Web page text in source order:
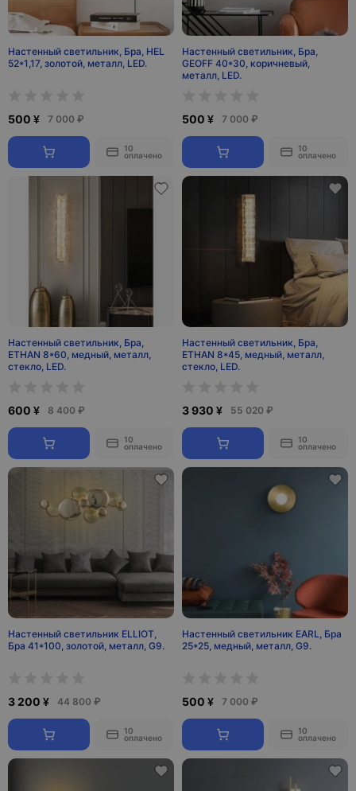
Настенный светильник, Бра, HEL
52*1,17, золотой, металл, LED.
500 ¥ 7 000 ₽
10
оплачено
Настенный светильник, Бра,
GEOFF 40*30, коричневый,
металл, LED.
500 ¥ 7 000 ₽
10
оплачено
Настенный светильник, Бра,
ETHAN 8*60, медный, металл,
стекло, LED.
600 ¥ 8 400 ₽
10
оплачено
Настенный светильник, Бра,
ETHAN 8*45, медный, металл,
стекло, LED.
3 930 ¥ 55 020 ₽
10
оплачено
Настенный светильник ELLIOT,
Бра 41*100, золотой, металл, G9.
3 200 ¥ 44 800 ₽
10
оплачено
Настенный светильник EARL, Бра
25*25, медный, металл, G9.
500 ¥ 7 000 ₽
10
оплачено